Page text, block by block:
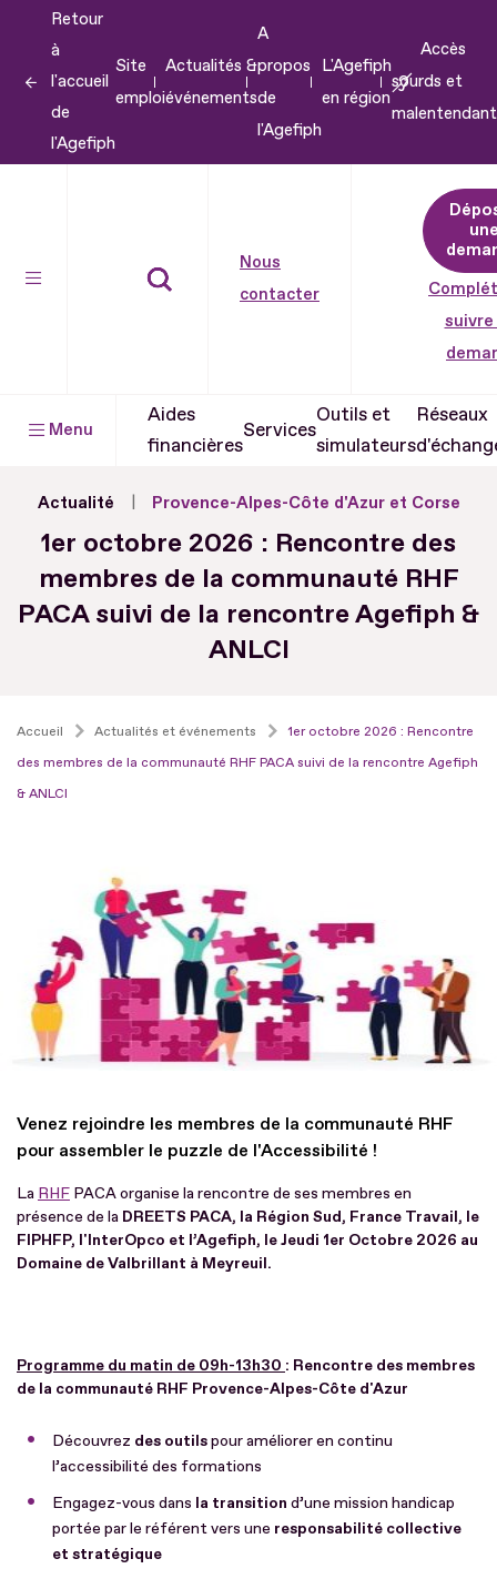
contenu
Retour
à
l'accueil
de
l'Agefiph
Site
emploi
Actualités &
événements
A
propos
de
l'Agefiph
L'Agefiph
en région
Accès
sourds et
Nous
contacter
suivre
Menu
Aides
financières
Services
Outils et
simulateurs
Réseaux
Actualité Provence-Alpes-Côte d'Azur et Corse
1er octobre 2026 : Rencontre des
membres de la communauté RHF
PACA suivi de la rencontre Agefiph &
ANLCI
Accueil Actualités et événements
1er octobre 2026 : Rencontre
des membres de la communauté RHF PACA suivi de la rencontre Agefiph
& ANLCI
Venez rejoindre les membres de la communauté RHF
pour assembler le puzzle de l'Accessibilité !
La RHF PACA organise la rencontre de ses membres en
présence de la DREETS PACA, la Région Sud, France Travail, le
FIPHFP, l'InterOpco et l’Agefiph, le Jeudi 1er Octobre 2026 au
Domaine de Valbrillant à Meyreuil.
Programme du matin de 09h-13h30 : Rencontre des membres
de la communauté RHF Provence-Alpes-Côte d'Azur
Découvrez des outilspour améliorer en continu
l’accessibilité des formations
Engagez-vous dans la transition d’une mission handicap
portée par le référent vers une responsabilité collective
et stratégique